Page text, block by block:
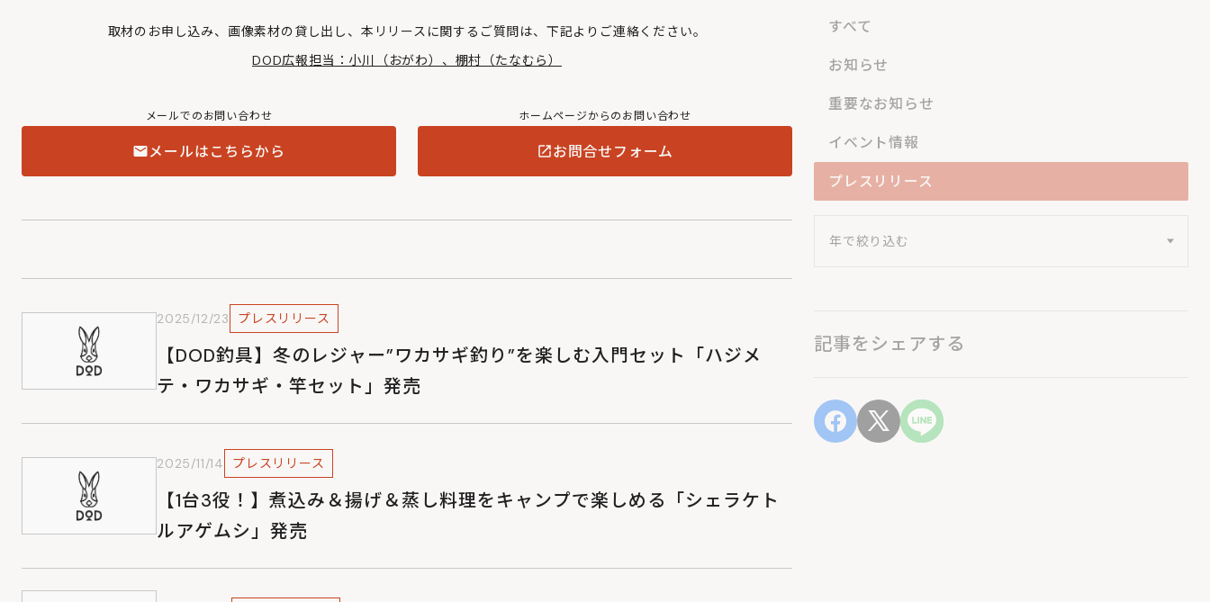
取材のお申し込み、画像素材の貸し出し、本リリースに関するご質問は、下記よりご連絡ください。
DOD広報担当：小川（おがわ）、棚村（たなむら）
メールでのお問い合わせ
メールはこちらから
ホームページからのお問い合わせ
お問合せフォーム
2025/12/23 プレスリリース
【DOD釣具】冬のレジャー”ワカサギ釣り”を楽しむ入門セット「ハジメ
テ・ワカサギ・竿セット」発売
2025/11/14 プレスリリース
【1台3役！】煮込み＆揚げ＆蒸し料理をキャンプで楽しめる「シェラケト
ルアゲムシ」発売
すべて
お知らせ
重要なお知らせ
イベント情報
プレスリリース
記事をシェアする